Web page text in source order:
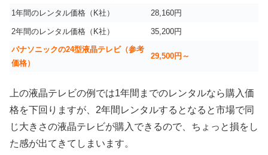
1年間のレンタル価格（K社） 28,160円
2年間のレンタル価格（K社）
35,200円
パナソニックの24型液晶テレビ（参考
価格）
29,500円～
上の液晶テレビの例では1年間までのレンタルなら購入価
格を下回りますが、2年間レンタルするとなると市場で同
じ大きさの液晶テレビが購入できるので、ちょっと損をし
た感が出てきてしまいます。